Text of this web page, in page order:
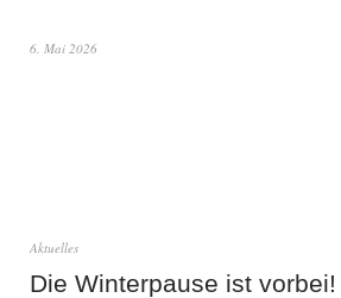
6. Mai 2026
Aktuelles
Die Winterpause ist vorbei!